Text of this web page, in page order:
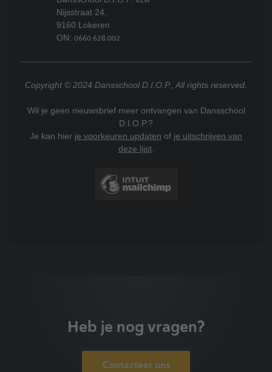
Nijsstraat 24,
9160 Lokeren
ON: 0660.628.002
Copyright © 2024 Dansschool D.I.O.P., All rights reserved.
Wil je geen nieuwsbrief meer ontvangen van Dansschool
D.I.O.P.?
Je kan hier je voorkeuren updaten of je uitschrijven van
deze lijst.
Heb je nog vragen?
Contacteer ons